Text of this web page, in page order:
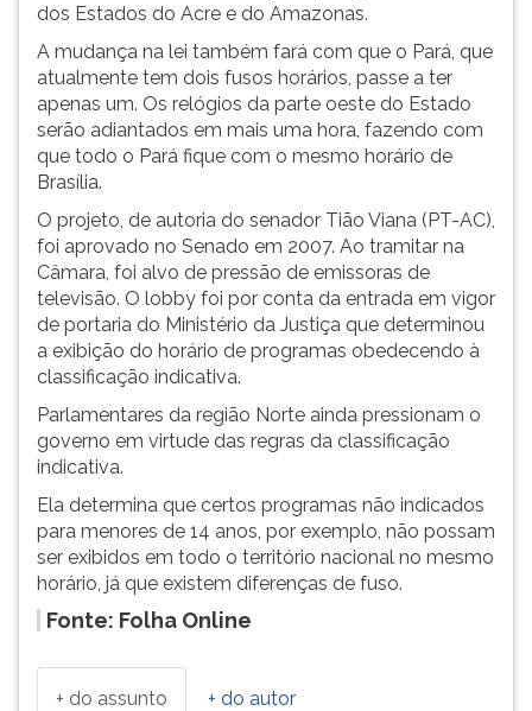
dos Estados do Acre e do Amazonas.
A mudança na lei também fará com que o Pará, que
atualmente tem dois fusos horários, passe a ter
apenas um. Os relógios da parte oeste do Estado
serão adiantados em mais uma hora, fazendo com
que todo o Pará fique com o mesmo horário de
Brasília.
O projeto, de autoria do senador Tião Viana (PT-AC),
foi aprovado no Senado em 2007. Ao tramitar na
Câmara, foi alvo de pressão de emissoras de
televisão. O lobby foi por conta da entrada em vigor
de portaria do Ministério da Justiça que determinou
a exibição do horário de programas obedecendo à
classificação indicativa.
Parlamentares da região Norte ainda pressionam o
governo em virtude das regras da classificação
indicativa.
Ela determina que certos programas não indicados
para menores de 14 anos, por exemplo, não possam
ser exibidos em todo o território nacional no mesmo
horário, já que existem diferenças de fuso.
Fonte: Folha Online
+ do assunto + do autor